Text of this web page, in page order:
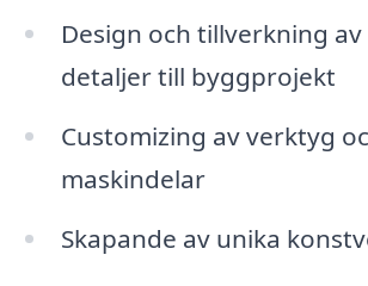
Design och tillverkning av
detaljer till byggprojekt
Customizing av verktyg
maskindelar
Skapande av unika